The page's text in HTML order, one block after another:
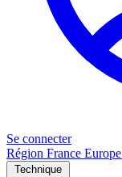
Se connecter
Région France Europe
Technique